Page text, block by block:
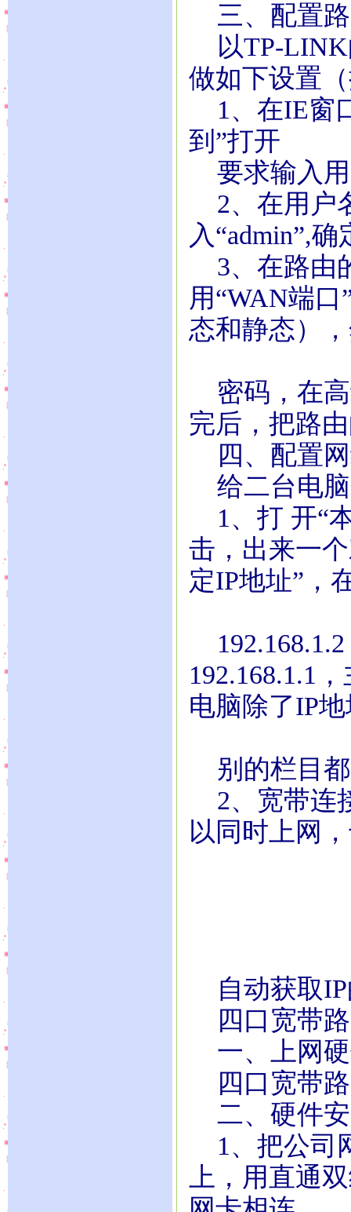
三、配置
以TP-LINK
做如下设置
1、在IE窗
到”打开
要求输入用
2、在用户
入“admin”,
3、在路由
用“WAN端口
态和静态）
密码，在高
完后，把路
四、配置网
给二台电脑
1、打 开“
击，出来一
定IP地址”，
192.168.1.2
192.168.1.1
电脑除了IP地
别的栏目
2、宽带连
以同时上网
自动获取IP
四口宽带路
一、上网
四口宽带路
二、硬件
1、把公司
上，用直通